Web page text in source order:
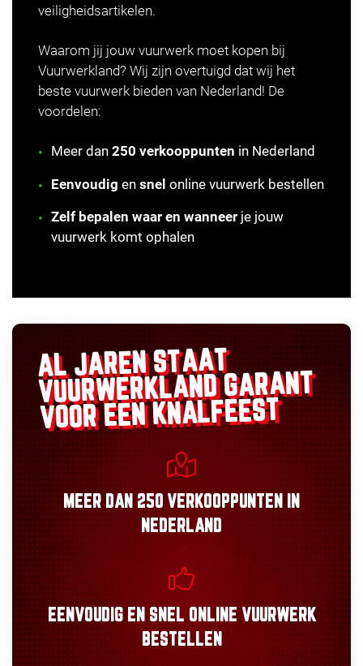
veiligheidsartikelen.
Waarom jij jouw vuurwerk moet kopen bij
Vuurwerkland? Wij zijn overtuigd dat wij het
beste vuurwerk bieden van Nederland! De
voordelen:
Meer dan 250 verkooppunten in Nederland
Eenvoudig en snel online vuurwerk bestellen
Zelf bepalen waar en wanneer je jouw
vuurwerk komt ophalen
AL JAREN STAAT
VUURWERKLANDGARANT
VOOR EEN KNALFEEST
MEER DAN 250 VERKOOPPUNTEN IN
NEDERLAND
EENVOUDIGEN SNEL ONLINE VUURWERK
BESTELLEN